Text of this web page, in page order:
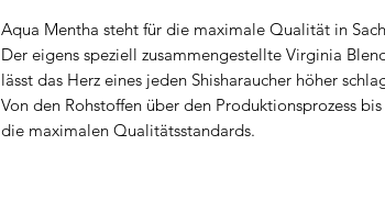
Aqua Mentha steht für die maximale Qualität in
Der eigens speziell zusammengestellte Virginia
lässt das Herz eines jeden Shisharaucher höher
Von den Rohstoffen über den Produktionsprozess
die maximalen Qualitätsstandards.